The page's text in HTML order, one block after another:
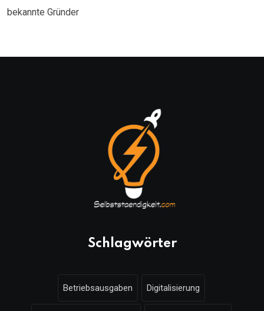
bekannte Gründer
Schlagwörter
Betriebsausgaben Digitalisierung